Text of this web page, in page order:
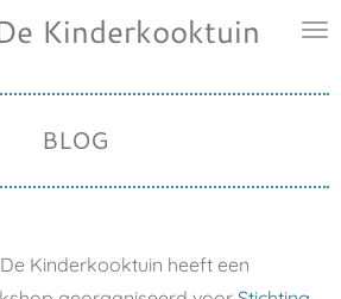
Kinderkooktuin
BLOG
Kinderkooktuin heeft een